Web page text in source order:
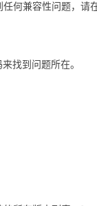
何兼容性问题，请
找到问题所在。